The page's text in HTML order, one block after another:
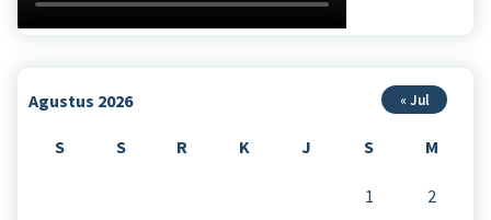
Agustus 2026
S S R K J S M
1 2
« Jul